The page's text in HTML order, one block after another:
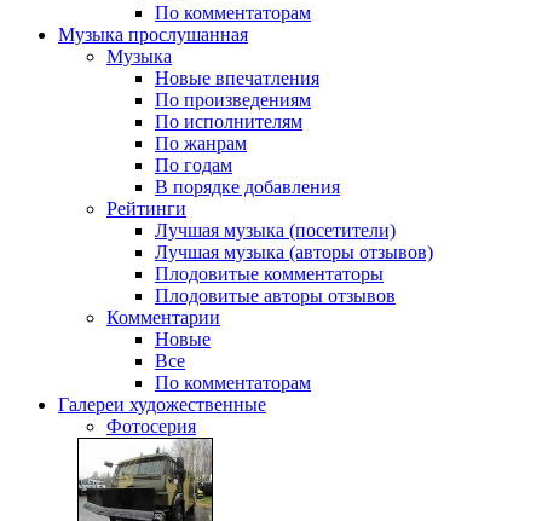
По комментаторам
Музыка прослушанная
Музыка
Новые впечатления
По произведениям
По исполнителям
По жанрам
По годам
В порядке добавления
Рейтинги
Лучшая музыка (посетители)
Лучшая музыка (авторы отзывов)
Плодовитые комментаторы
Плодовитые авторы отзывов
Комментарии
Новые
Все
По комментаторам
Галереи художественные
Фотосерия